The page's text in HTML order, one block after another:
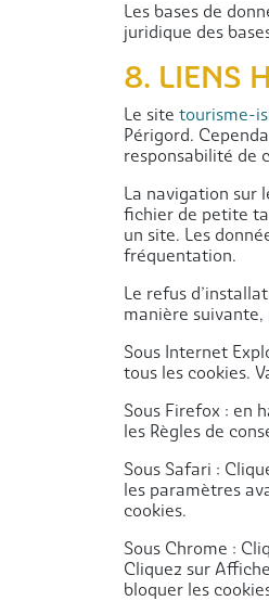
Les bases de
juridique des
8. LIENS
Le site tourisme-
Périgord.
responsabilité de
La navigation sur
fichier de petite
un site. Les
fréquentation.
Le refus
manière suivante,
Sous Internet
tous les cookies.
Sous Firefox : en
les Règles de
Sous Safari :
les paramètres
cookies.
Sous Chrome :
Cliquez sur
bloquer les